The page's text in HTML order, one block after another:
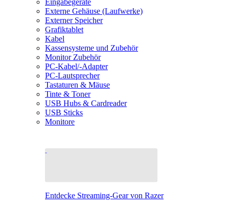
Eingabegeräte
Externe Gehäuse (Laufwerke)
Externer Speicher
Grafiktablet
Kabel
Kassensysteme und Zubehör
Monitor Zubehör
PC-Kabel/-Adapter
PC-Lautsprecher
Tastaturen & Mäuse
Tinte & Toner
USB Hubs & Cardreader
USB Sticks
Monitore
Entdecke Streaming-Gear von Razer